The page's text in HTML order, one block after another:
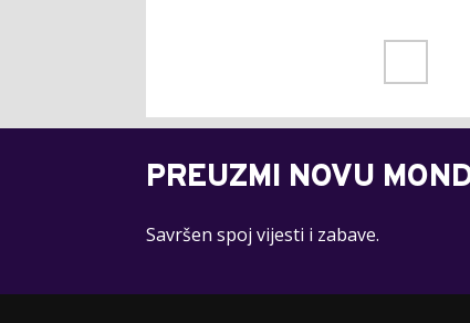
PREUZMI NOVU
Savršen spoj vijesti i zabave.